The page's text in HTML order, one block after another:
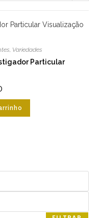
Visualização
, Variedades
Particular